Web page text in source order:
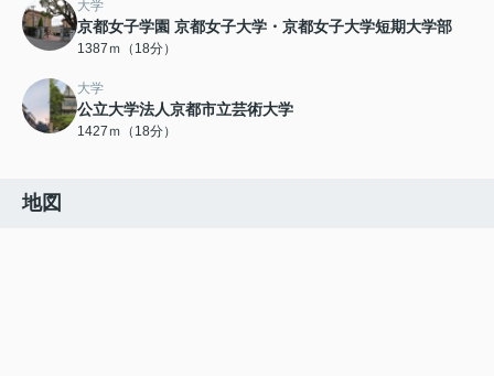
大学
京都女子学園 京都女子大学・京都女子大学短期大学部
1387ｍ（18分）
大学
公立大学法人京都市立芸術大学
1427ｍ（18分）
地図